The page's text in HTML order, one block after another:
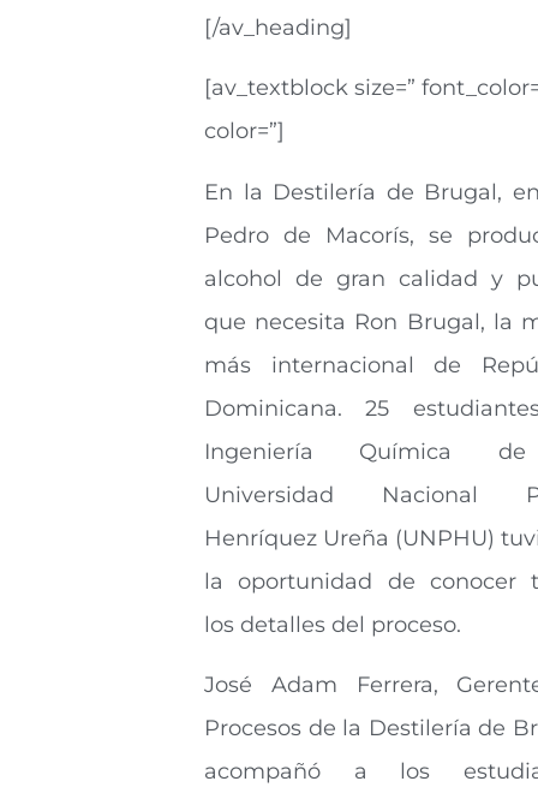
[/av_heading]
[av_textblock size=”
color=”]
En la Destilería de Brugal,
Pedro de Macorís, se
alcohol de gran calidad y
que necesita Ron Brugal, la
más internacional de
Dominicana. 25
Ingeniería Química
Universidad Nacional
Henríquez Ureña (UNPHU)
la oportunidad de conocer
los detalles del proceso.
José Adam Ferrera,
Procesos de la Destilería de
acompañó a los